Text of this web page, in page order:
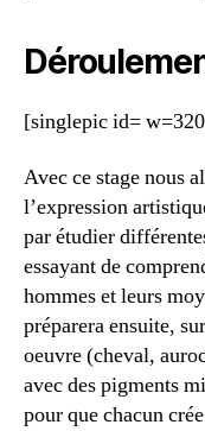
[singlepic id=
Avec ce stage nous
l’expression
par étudier
essayant de
hommes et leurs
préparera ensuite,
oeuvre (cheval,
avec des pigments
pour que chacun